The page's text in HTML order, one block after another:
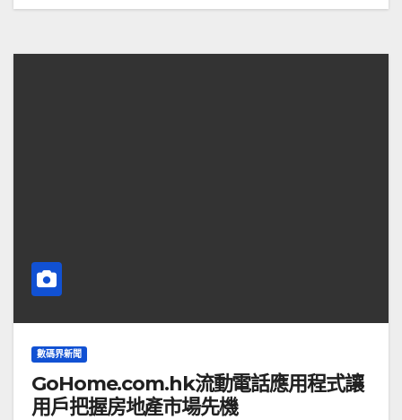
數碼界新聞
GoHome.com.hk流動電話應用程式讓
用戶把握房地產市場先機